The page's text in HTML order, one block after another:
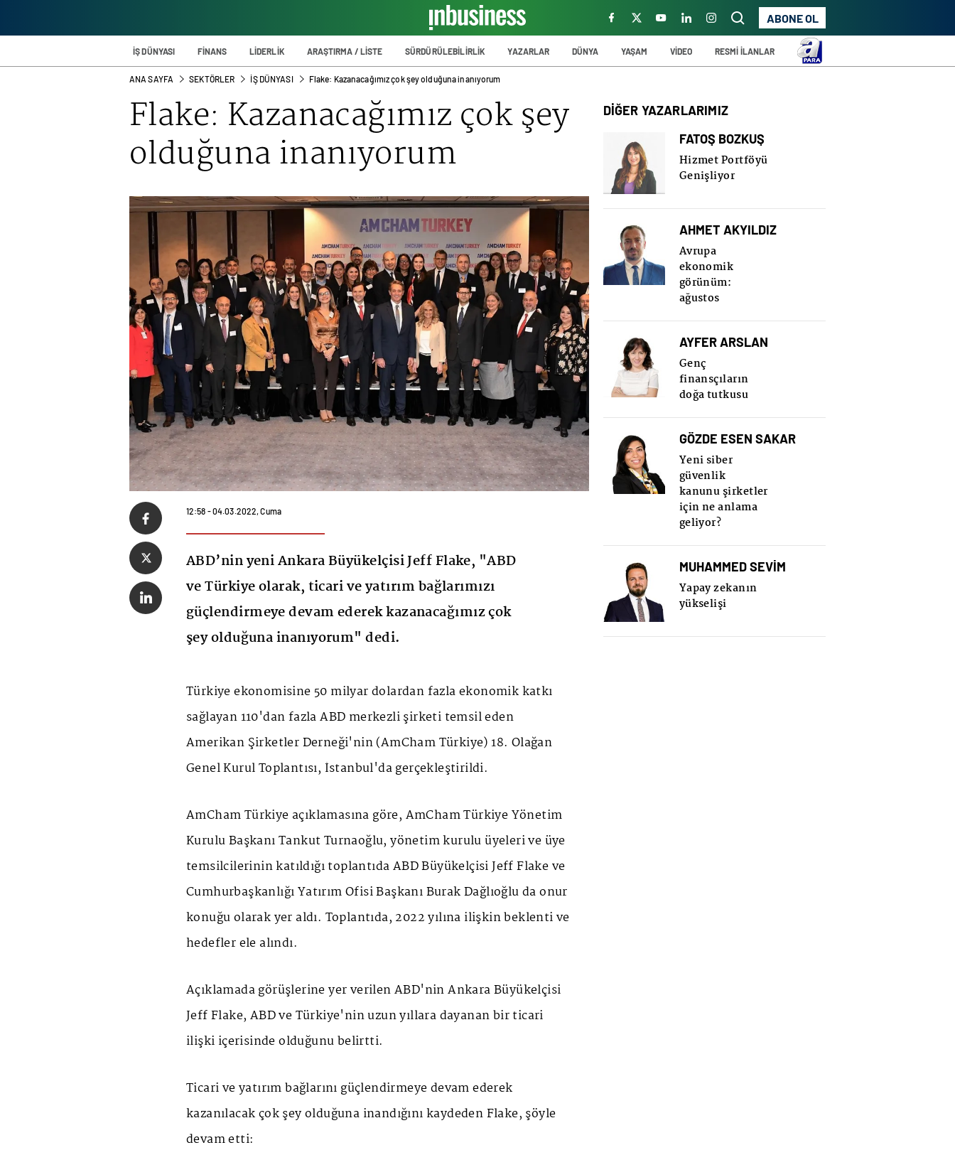
ABONE OL
İŞ DÜNYASI FİNANS LİDERLİK ARAŞTIRMA / LİSTE SÜRDÜRÜLEBİLİRLİK YAZARLAR DÜNYA YAŞAM VİDEO RESMİ İLANLAR
ANA SAYFA SEKTÖRLER İŞ DÜNYASI Flake: Kazanacağımız çok şey olduğuna inanıyorum
Flake: Kazanacağımız çok şey
olduğuna inanıyorum
12:58 - 04.03.2022, Cuma
ABD’nin yeni Ankara Büyükelçisi Jeff Flake, "ABD
ve Türkiye olarak, ticari ve yatırım bağlarımızı
güçlendirmeye devam ederek kazanacağımız çok
şey olduğuna inanıyorum" dedi.
Türkiye ekonomisine 50 milyar dolardan fazla ekonomik katkı
sağlayan 110'dan fazla ABD merkezli şirketi temsil eden
Amerikan Şirketler Derneği'nin (AmCham Türkiye) 18. Olağan
Genel Kurul Toplantısı, İstanbul'da gerçekleştirildi.
AmCham Türkiye açıklamasına göre, AmCham Türkiye Yönetim
Kurulu Başkanı Tankut Turnaoğlu, yönetim kurulu üyeleri ve üye
temsilcilerinin katıldığı toplantıda ABD Büyükelçisi Jeff Flake ve
Cumhurbaşkanlığı Yatırım Ofisi Başkanı Burak Dağlıoğlu da onur
konuğu olarak yer aldı. Toplantıda, 2022 yılına ilişkin beklenti ve
hedefler ele alındı.
Açıklamada görüşlerine yer verilen ABD'nin Ankara Büyükelçisi
Jeff Flake, ABD ve Türkiye'nin uzun yıllara dayanan bir ticari
ilişki içerisinde olduğunu belirtti.
Ticari ve yatırım bağlarını güçlendirmeye devam ederek
kazanılacak çok şey olduğuna inandığını kaydeden Flake, şöyle
devam etti:
DİĞER YAZARLARIMIZ
FATOŞ BOZKUŞ
Hizmet Portföyü
Genişliyor
AHMET AKYILDIZ
Avrupa
ekonomik
görünüm:
ağustos
AYFER ARSLAN
Genç
finansçıların
doğa tutkusu
GÖZDE ESEN SAKAR
Yeni siber
güvenlik
kanunu şirketler
için ne anlama
geliyor?
MUHAMMED SEVİM
Yapay zekanın
yükselişi